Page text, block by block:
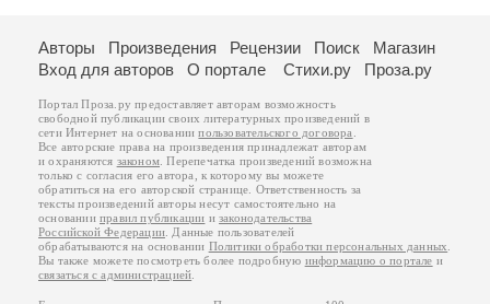
Авторы Произведения Рецензии Поиск
Магазин
Вход для авторов
О портале Стихи.ру Проза.ру
Портал Проза.ру предоставляет авторам возможность
свободной публикации своих литературных произведений в
сети Интернет на основаниипользовательского договора
Все авторские права на произведения принадлежат авторам
и охраняются законом . Перепечатка произведений возможна
только с согласия его автора, к которому вы можете
обратиться на его авторской странице. Ответственность за
тексты произведений авторы несут самостоятельно на
основанииправил публикации изаконодательства
Российской Федерации . Данные пользователей
обрабатываются на основании Политики обработки персональных данных
Вы также можете посмотреть более подробную информацию о портале и
связаться с администрацией